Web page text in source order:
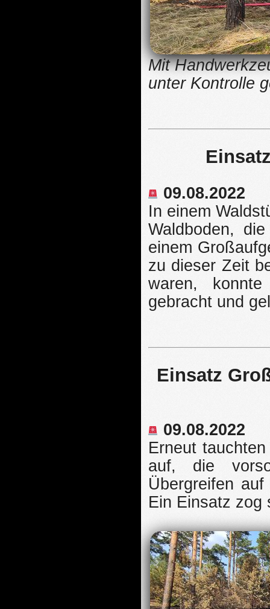
Mit
unter Kontrolle
09.08.2022
In einem
Waldboden,
einem
zu dieser Zeit
waren,
gebracht und
Einsatz
09.08.2022
Erneut
auf, die
Übergreifen
Ein Einsatz zog